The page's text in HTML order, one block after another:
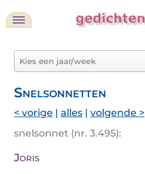
Snelsonnetten
< vorige | alles | volgende >
snelsonnet (nr. 3.495):
Joris